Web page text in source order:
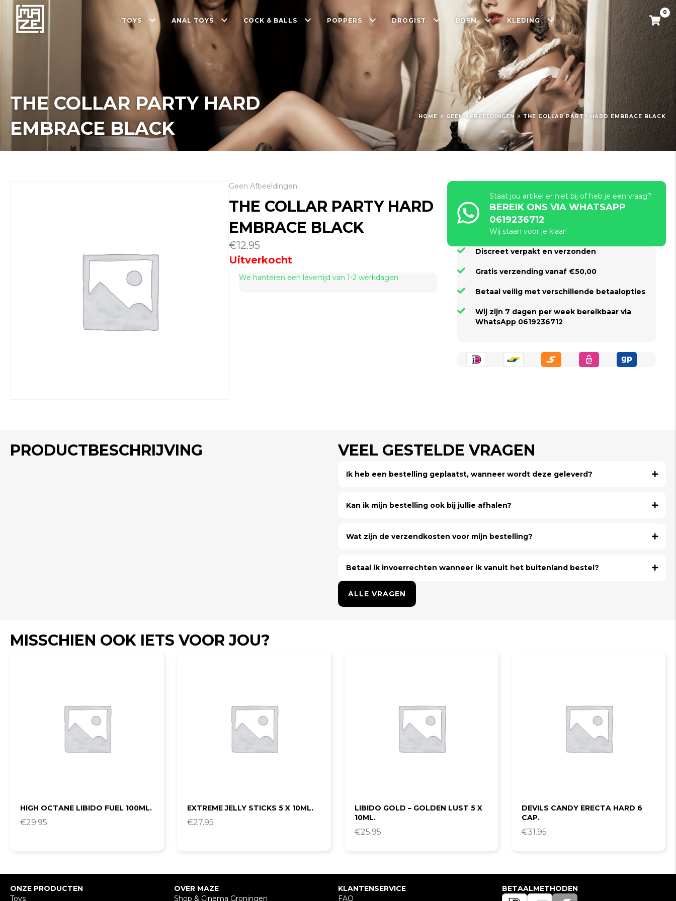
TOYS ANAL TOYS COCK & BALLS POPPERS DROGIST BDSM KLEDING
0
THE COLLAR PARTY HARD
EMBRACE BLACK
HOME » GEEN AFBEELDINGEN » THE COLLAR PARTY HARD EMBRACE BLACK
Geen Afbeeldingen
THE COLLAR PARTY HARD
EMBRACE BLACK
€12.95
Uitverkocht
We hanteren een levertijd van 1-2 werkdagen
Staat jou artikel er niet bij of heb je een vraag?
BEREIK ONS VIA WHATSAPP
0619236712
Wij staan voor je klaar!
Discreet verpakt en verzonden
Gratis verzending vanaf €50,00
Betaal veilig met verschillende betaalopties
Wij zijn 7 dagen per week bereikbaar via
WhatsApp 0619236712
PRODUCTBESCHRIJVING VEEL GESTELDE VRAGEN
Ik heb een bestelling geplaatst, wanneer wordt deze geleverd?
Kan ik mijn bestelling ook bij jullie afhalen?
Wat zijn de verzendkosten voor mijn bestelling?
Betaal ik invoerrechten wanneer ik vanuit het buitenland bestel?
ALLE VRAGEN
MISSCHIEN OOK IETS VOOR JOU?
HIGH OCTANE LIBIDO FUEL 100ML.
€29.95
EXTREME JELLY STICKS 5 X 10ML.
€27.95
LIBIDO GOLD – GOLDEN LUST 5 X
10ML.
€25.95
DEVILS CANDY ERECTA HARD 6
CAP.
€31.95
ONZE PRODUCTEN
Toys
OVER MAZE
Shop & Cinema Groningen
KLANTENSERVICE
FAQ
BETAALMETHODEN